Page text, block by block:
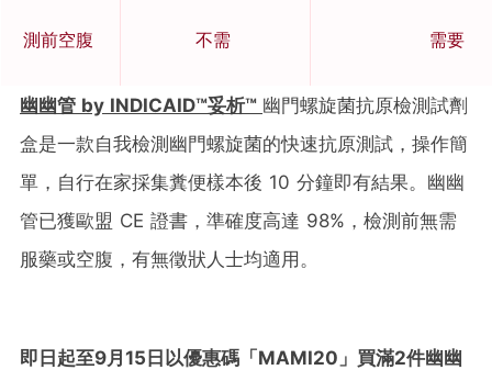
測前空腹 不需 需要
幽幽管 by INDICAID™妥析™ 幽門螺旋菌抗原檢測試劑
盒是一款自我檢測幽門螺旋菌的快速抗原測試，操作簡
單，自行在家採集糞便樣本後 10 分鐘即有結果。幽幽
管已獲歐盟 CE 證書，準確度高達 98%，檢測前無需
服藥或空腹，有無徵狀人士均適用。
即日起至9月15 日以優惠碼「MAMI20 」買滿2件幽幽